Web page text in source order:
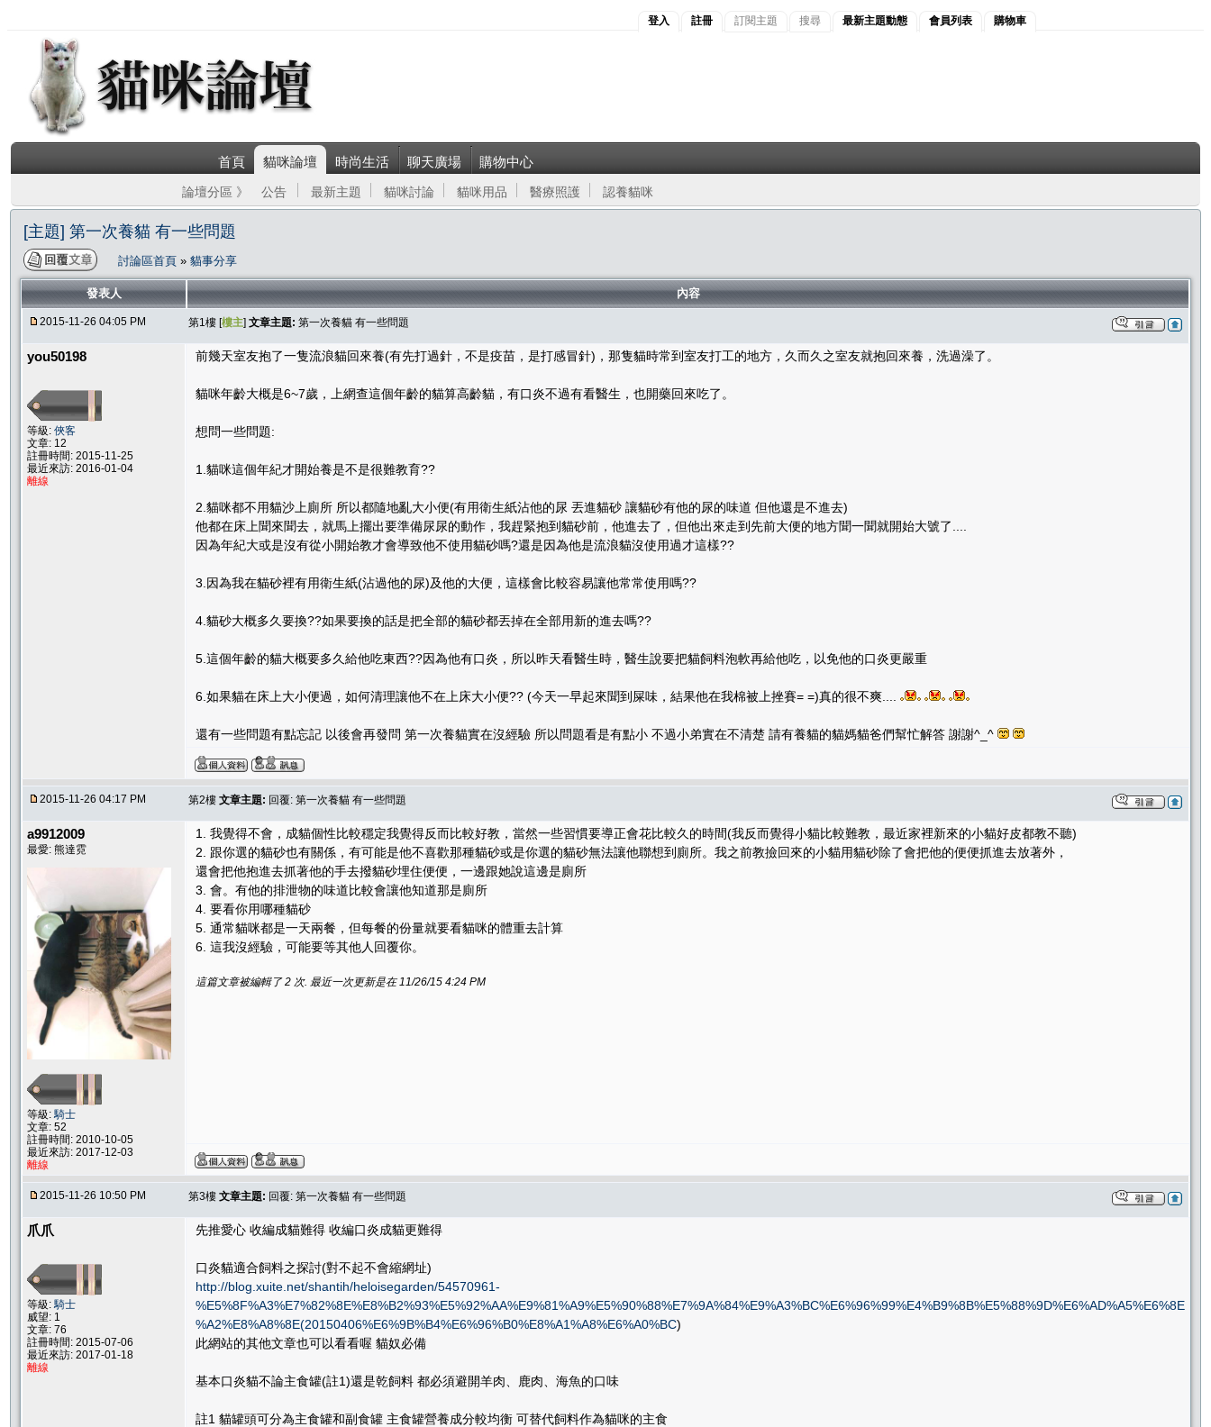
登入 註冊 訂閱主題 搜尋 最新主題動態 會員列表 購物車
首頁 貓咪論壇 時尚生活 聊天廣場 購物中心
論壇分區 》 公告 最新主題 貓咪討論 貓咪用品 醫療照護 認養貓咪
[主題] 第一次養貓 有一些問題
討論區首頁 » 貓事分享
發表人 內容
2015-11-26 04:05 PM 第1樓 [樓主] 文章主題: 第一次養貓 有一些問題
you50198
等級: 俠客
文章: 12
註冊時間: 2015-11-25
最近來訪: 2016-01-04
離線
前幾天室友抱了一隻流浪貓回來養(有先打過針，不是疫苗，是打感冒針)，那隻貓時常到室友打工的地方，久而久之室友就抱回來養，洗過澡了。
貓咪年齡大概是6~7歲，上網查這個年齡的貓算高齡貓，有口炎不過有看醫生，也開藥回來吃了。
想問一些問題:
1.貓咪這個年紀才開始養是不是很難教育??
2.貓咪都不用貓沙上廁所 所以都隨地亂大小便(有用衛生紙沾他的尿 丟進貓砂 讓貓砂有他的尿的味道 但他還是不進去)
他都在床上聞來聞去，就馬上擺出要準備尿尿的動作，我趕緊抱到貓砂前，他進去了，但他出來走到先前大便的地方聞一聞就開始大號了....
因為年紀大或是沒有從小開始教才會導致他不使用貓砂嗎?還是因為他是流浪貓沒使用過才這樣??
3.因為我在貓砂裡有用衛生紙(沾過他的尿)及他的大便，這樣會比較容易讓他常常使用嗎??
4.貓砂大概多久要換??如果要換的話是把全部的貓砂都丟掉在全部用新的進去嗎??
5.這個年齡的貓大概要多久給他吃東西??因為他有口炎，所以昨天看醫生時，醫生說要把貓飼料泡軟再給他吃，以免他的口炎更嚴重
6.如果貓在床上大小便過，如何清理讓他不在上床大小便?? (今天一早起來聞到屎味，結果他在我棉被上挫賽= =)真的很不爽....
還有一些問題有點忘記 以後會再發問 第一次養貓實在沒經驗 所以問題看是有點小 不過小弟實在不清楚 請有養貓的貓媽貓爸們幫忙解答 謝謝^_^
2015-11-26 04:17 PM 第2樓 文章主題: 回覆: 第一次養貓 有一些問題
a9912009
最愛: 熊達霓
等級:騎士
文章: 52
註冊時間: 2010-10-05
最近來訪: 2017-12-03
離線
1. 我覺得不會，成貓個性比較穩定我覺得反而比較好教，當然一些習慣要導正會花比較久的時間(我反而覺得小貓比較難教，最近家裡新來的小貓好皮都教不聽)
2. 跟你選的貓砂也有關係，有可能是他不喜歡那種貓砂或是你選的貓砂無法讓他聯想到廁所。我之前教撿回來的小貓用貓砂除了會把他的便便抓進去放著外，
還會把他抱進去抓著他的手去撥貓砂埋住便便，一邊跟她說這邊是廁所
3. 會。有他的排泄物的味道比較會讓他知道那是廁所
4. 要看你用哪種貓砂
5. 通常貓咪都是一天兩餐，但每餐的份量就要看貓咪的體重去計算
6. 這我沒經驗，可能要等其他人回覆你。
這篇文章被編輯了 2 次. 最近一次更新是在 11/26/15 4:24 PM
2015-11-26 10:50 PM 第3樓 文章主題: 回覆: 第一次養貓 有一些問題
爪爪
等級:騎士
威望: 1
文章: 76
註冊時間: 2015-07-06
最近來訪: 2017-01-18
離線
先推愛心 收編成貓難得 收編口炎成貓更難得
口炎貓適合飼料之探討(對不起不會縮網址)
http://blog.xuite.net/shantih/heloisegarden/54570961-
%E5%8F%A3%E7%82%8E%E8%B2%93%E5%92%AA%E9%81%A9%E5%90%88%E7%9A%84%E9%A3%BC%E6%96%99%E4%B9%8B%E5%88%9D%E6%AD%A5%E6%8E
%A2%E8%A8%8E(20150406%E6%9B%B4%E6%96%B0%E8%A1%A8%E6%A0%BC)
此網站的其他文章也可以看看喔 貓奴必備
基本口炎貓不論主食罐(註1)還是乾飼料 都必須避開羊肉、鹿肉、海魚的口味
註1 貓罐頭可分為主食罐和副食罐 主食罐營養成分較均衡 可替代飼料作為貓咪的主食